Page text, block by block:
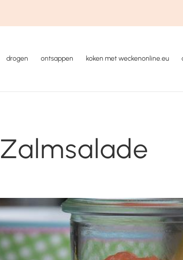
drogen ontsappen koken met weckenonline.eu
Zalmsalade